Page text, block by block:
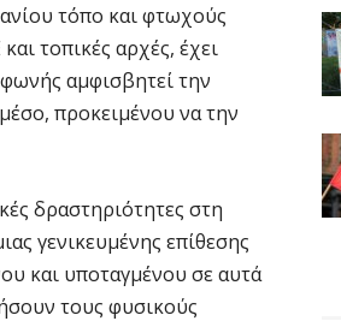
τόπο και φτωχούς
τοπικές αρχές, έχει
αμφισβητεί την
προκειμένου να την
δραστηριότητες στη
γενικευμένης επίθεσης
και υποταγμένου σε αυτά
τους φυσικούς